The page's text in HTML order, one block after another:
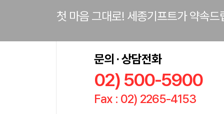
첫 마음 그대로! 세종기프트가 약속드
문의 · 상담전화
02) 500-5900
Fax : 02) 2265-4153